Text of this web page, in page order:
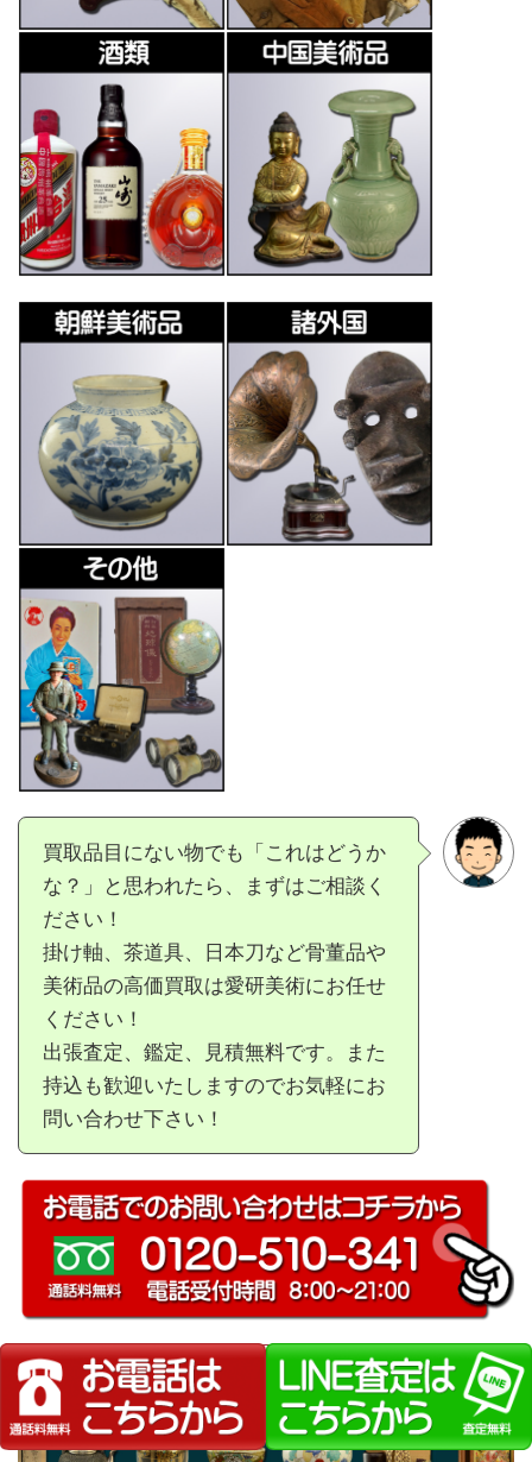
買取品目にない物でも「これはどうか
な？」と思われたら、まずはご相談く
ださい！
掛け軸、茶道具、日本刀など骨董品や
美術品の高価買取は愛研美術にお任せ
ください！
出張査定、鑑定、見積無料です。また
持込も歓迎いたしますのでお気軽にお
問い合わせ下さい！
買取作家一覧